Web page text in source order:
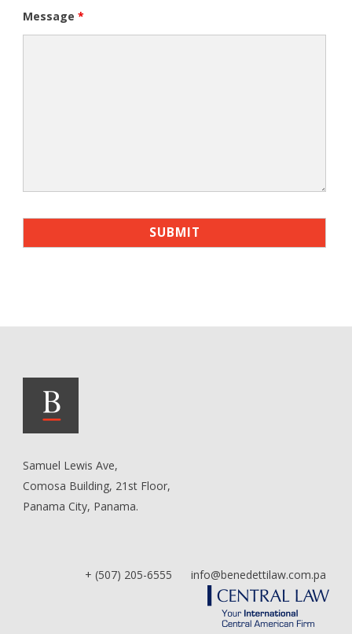
Message *
Samuel Lewis Ave,
Comosa Building, 21st Floor,
Panama City, Panama.
+ (507) 205-6555 info@benedettilaw.com.pa